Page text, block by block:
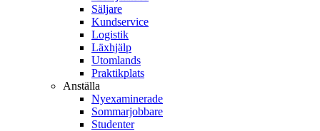
Säljare
Kundservice
Logistik
Läxhjälp
Utomlands
Praktikplats
Anställa
Nyexaminerade
Sommarjobbare
Studenter